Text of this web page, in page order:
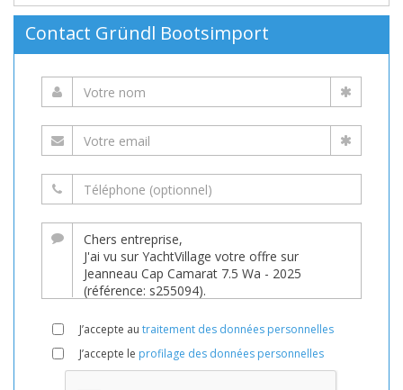
Contact Gründl Bootsimport
J’accepte au traitement des données personnelles
J’accepte le profilage des données personnelles